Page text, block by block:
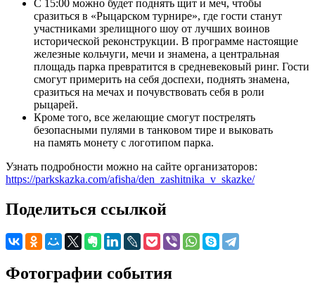
С 15:00 можно будет поднять щит и меч, чтобы
сразиться в «Рыцарском турнире», где гости станут
участниками зрелищного шоу от лучших воинов
исторической реконструкции. В программе настоящие
железные кольчуги, мечи и знамена, а центральная
площадь парка превратится в средневековый ринг. Гости
смогут примерить на себя доспехи, поднять знамена,
сразиться на мечах и почувствовать себя в роли
рыцарей.
Кроме того, все желающие смогут пострелять
безопасными пулями в танковом тире и выковать
на память монету с логотипом парка.
Узнать подробности можно на сайте организаторов:
https://parkskazka.com/afisha/den_zashitnika_v_skazke/
Поделиться ссылкой
Фотографии события